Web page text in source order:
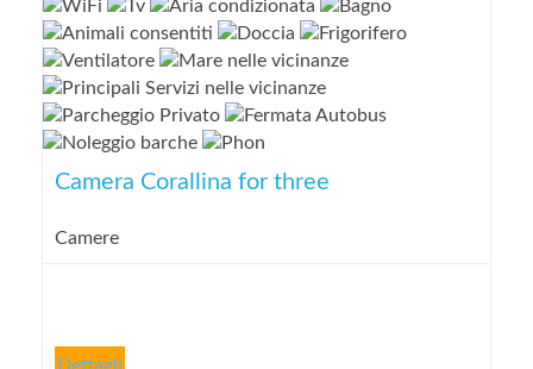
Camera Corallina for three
Camere